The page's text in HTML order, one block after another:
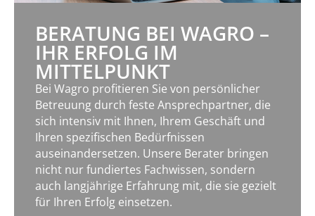
BERATUNG BEI WAGRO –
IHR ERFOLG IM
MITTELPUNKT
Bei Wagro profitieren Sie von persönlicher
Betreuung durch feste Ansprechpartner, die
sich intensiv mit Ihnen, Ihrem Geschäft und
Ihren spezifischen Bedürfnissen
auseinandersetzen. Unsere Berater bringen
nicht nur fundiertes Fachwissen, sondern
auch langjährige Erfahrung mit, die sie gezielt
für Ihren Erfolg einsetzen.